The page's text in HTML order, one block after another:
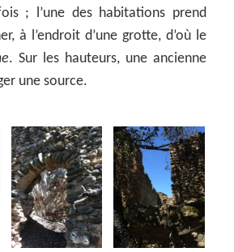
; l’une des habitations prend
à l’endroit d’une grotte, d’où le
. Sur les hauteurs, une ancienne
une source.